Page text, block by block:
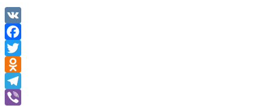
VK
Facebook
Twitter
Odnoklassniki
Telegram